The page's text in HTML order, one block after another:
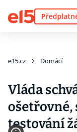
e15.cz Domácí
Vláda
testování